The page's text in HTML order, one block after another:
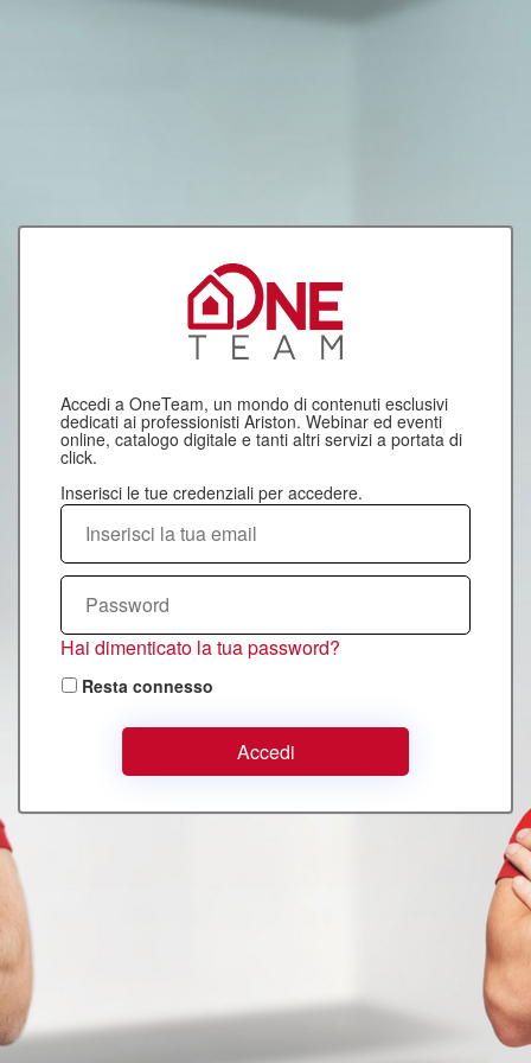
Accedi a OneTeam, un mondo di contenuti esclusivi
dedicati ai professionisti Ariston. Webinar ed eventi
online, catalogo digitale e tanti altri servizi a portata di
click.
Hai dimenticato la tua password?
Resta connesso
Accedi